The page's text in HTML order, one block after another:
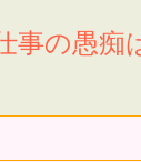
事の愚痴